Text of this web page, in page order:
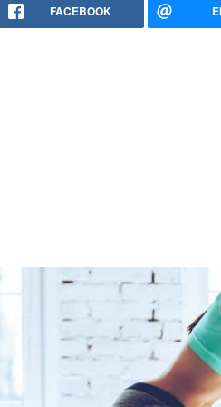
FACEBOOK